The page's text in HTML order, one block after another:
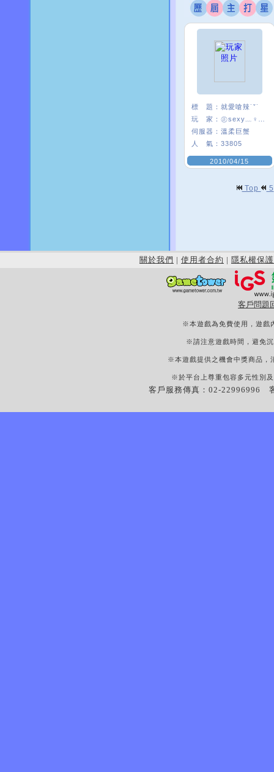
標 題： 就愛嗆辣˙ˇ˙
玩 家：
伺服器： 溫柔巨蟹
人 氣： 33805
2010/04/15
Top 5
關於我們 | 使用者合約 | 隱私權保護
客戶問題
※本遊戲為免費使用，遊戲
※請注意遊戲時間，避免
※本遊戲提供之機會中獎商品，
※於平台上尊重包容多元性別
客戶服務傳真：02-22996996